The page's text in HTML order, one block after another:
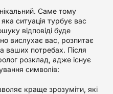
Саме тому
ситуація турбує вас
відповіді буде
вислухає вас, розпитає
ваших потребах. Після
розклад, адже існує
символів:
краще зрозуміти, які